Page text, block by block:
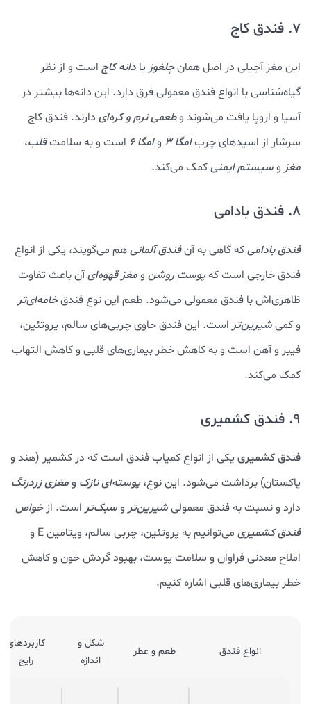
7. فندق کاج
این مغز آجیلی در اصل همانچلغوز یا دانه کاج است و از نظر
گیاه‌شناسی با انواع فندق معمولی فرق دارد. این دانه‌ها بیشتر در
آسیا و اروپا یافت می‌شوند وطعمی نرم و کره‌ای دارند. فندق کاج
سرشار از اسیدهای چربامگا ۳ وامگا ۶ است و به سلامتقلب،
مغز وسیستم ایمنیکمک می‌کند.
8. فندق بادامی
فندق بادامیکه گاهی به آنفندق آلمانیهم می‌گویند، یکی از انواع
فندق خارجی است کهپوست روشن ومغز قهوه‌ایآن باعث تفاوت
ظاهری‌اش با فندق معمولی می‌شود. طعم این نوع فندقخامه‌ای‌تر
و کمیشیرین‌تر است. این فندق حاوی چربی‌های سالم، پروتئین،
فیبر و آهن است و به کاهش خطر بیماری‌های قلبی و کاهش التهاب
کمک می‌کند.
9. فندق کشمیری
فندق کشمیری یکی از انواع کمیاب فندق است که در کشمیر (هند و
پاکستان) برداشت می‌شود. این نوع،پوسته‌ای نازک ومغزی زردرنگ
دارد و نسبت به فندق معمولیشیرین‌تر وسبک‌تر است. ازخواص
فندق کشمیری
می‌توانیم به پروتئین، چربی سالم، ویتامین E و
املاح معدنی فراوان و سلامت پوست، بهبود گردش خون و کاهش
خطر بیماری‌های قلبی اشاره کنیم.
انواع فندق طعم و عطر
شکل و
اندازه
کاربردهای
رایج